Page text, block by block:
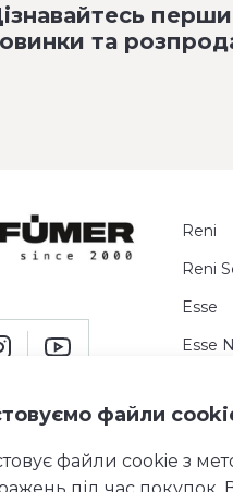
та
Reni
Reni
Esse
Esse
файли
файли cookie з